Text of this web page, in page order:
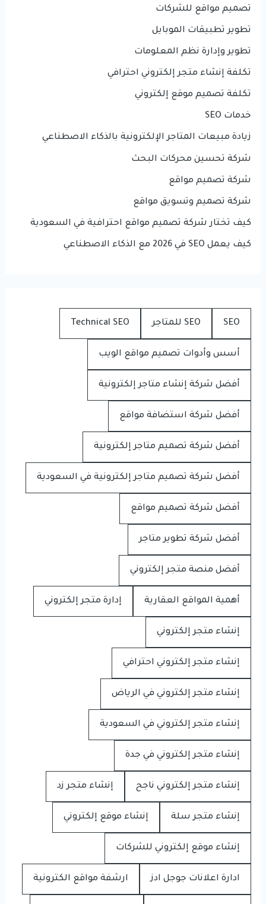
تصميم مواقع للشركات
تطوير تطبيقات الموبايل
تطوير وإدارة نظم المعلومات
تكلفة إنشاء متجر إلكتروني احترافي
تكلفة تصميم موقع إلكتروني
خدمات SEO
زيادة مبيعات المتاجر الإلكترونية بالذكاء الاصطناعي
شركة تحسين محركات البحث
شركة تصميم مواقع
شركة تصميم وتسويق مواقع
كيف تختار شركة تصميم مواقع احترافية في السعودية
كيف يعمل SEO في 2026 مع الذكاء الاصطناعي
SEO SEO للمتاجر Technical SEO
أسس وأدوات تصميم مواقع الويب
أفضل شركة إنشاء متاجر إلكترونية
أفضل شركة استضافة مواقع
أفضل شركة تصميم متاجر إلكترونية
أفضل شركة تصميم متاجر إلكترونية في السعودية
أفضل شركة تصميم مواقع
أفضل شركة تطوير متاجر
أفضل منصة متجر إلكتروني
أهمية المواقع العقارية إدارة متجر إلكتروني
إنشاء متجر إلكتروني
إنشاء متجر إلكتروني احترافي
إنشاء متجر إلكتروني في الرياض
إنشاء متجر إلكتروني في السعودية
إنشاء متجر إلكتروني في جدة
إنشاء متجر إلكتروني ناجح إنشاء متجر زد
إنشاء متجر سلة إنشاء موقع إلكتروني
إنشاء موقع إلكتروني للشركات
ادارة اعلانات جوجل ادز ارشفة مواقع الكترونية